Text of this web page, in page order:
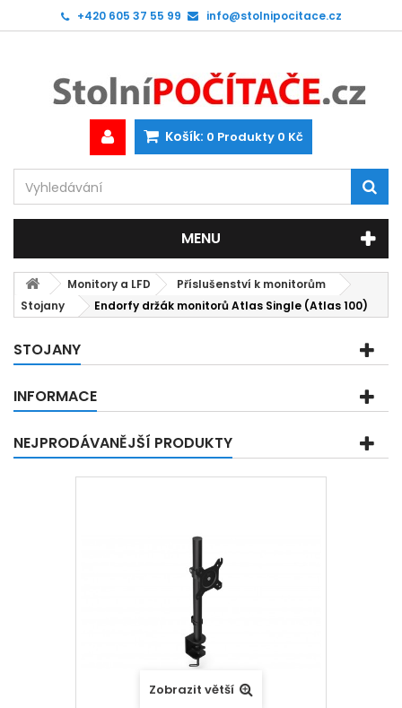
+420 605 37 55 99 info@stolnipocitace.cz
Košík: 0 Produkty 0 Kč
MENU
Monitory a LFD
Příslušenství k monitorům
Stojany
Endorfy držák monitorů Atlas Single (Atlas 100)
STOJANY
INFORMACE
NEJPRODÁVANĚJŠÍ PRODUKTY
Zobrazit větší